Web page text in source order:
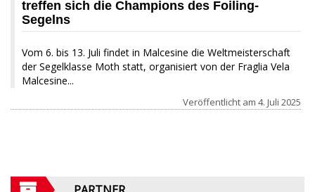
treffen sich die Champions des Foiling-
Segelns
Vom 6. bis 13. Juli findet in Malcesine die Weltmeisterschaft
der Segelklasse Moth statt, organisiert von der Fraglia Vela
Malcesine...
Veröffentlicht am 4. Juli 2025